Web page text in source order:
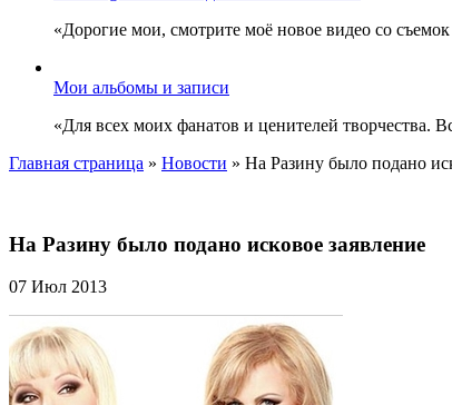
«Дорогие мои, смотрите моё новое видео со
Мои альбомы и записи
«Для всех моих фанатов и ценителей творчества.
Главная страница » Новости » На Разину было подано
На Разину было подано исковое заявление
07 Июл 2013